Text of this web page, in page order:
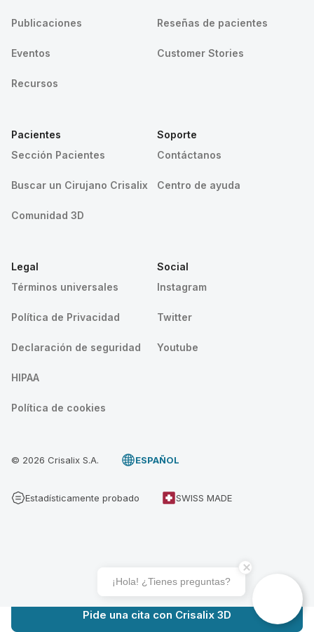
Pide una cita con Crisalix 3D
Publicaciones
Eventos
Recursos
Reseñas de pacientes
Customer Stories
Pacientes
Sección Pacientes
Buscar un Cirujano Crisalix
Comunidad 3D
Soporte
Contáctanos
Centro de ayuda
Legal
Términos universales
Política de Privacidad
Declaración de seguridad
HIPAA
Política de cookies
Social
Instagram
Twitter
Youtube
© 2026 Crisalix S.A. ESPAÑOL
Estadísticamente probado SWISS MADE
¡Hola! ¿Tienes preguntas?